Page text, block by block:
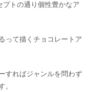
トの通り個性豊かなア
って描くチョコレートア
すればジャンルを問わず
。